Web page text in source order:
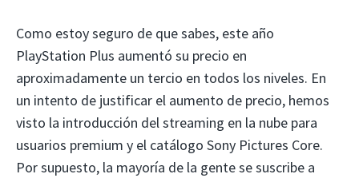
Como estoy seguro de que sabes, este año
PlayStation Plus aumentó su precio en
aproximadamente un tercio en todos los niveles. En
un intento de justificar el aumento de precio, hemos
visto la introducción del streaming en la nube para
usuarios premium y el catálogo Sony Pictures Core.
Por supuesto, la mayoría de la gente se suscribe a